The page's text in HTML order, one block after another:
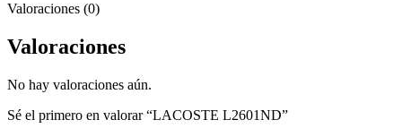
Valoraciones (0)
Valoraciones
No hay valoraciones aún.
Sé el primero en valorar “LACOSTE L2601ND”